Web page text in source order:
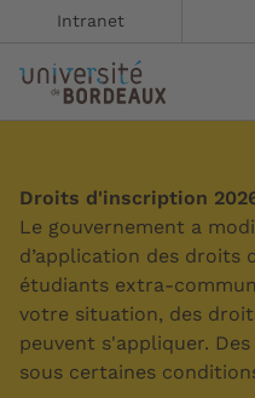
Intranet
Droits d'inscription
Le gouvernement a
d’application des droits
étudiants extra-
votre situation, des
peuvent s'appliquer.
sous certaines
Les temps
Mise à jour le :09/04/
Tout au long de
campus sont animés